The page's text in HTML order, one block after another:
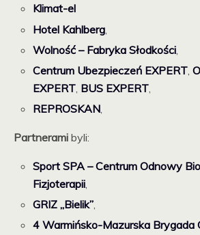
Klimat-el
Hotel Kahlberg
Wolność – Fabryka Słodkości
Centrum Ubezpieczeń EXPERT ,
EXPERT BUS EXPERT
REPROSKAN,
Partnerami byli:
Sport SPA – Centrum Odnowy
Fizjoterapii,
GRIZ „Bielik”,
4 Warmińsko-Mazurska Brygada